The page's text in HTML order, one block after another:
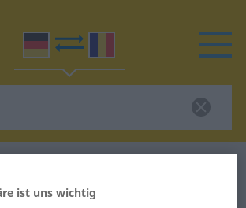
Übersetzung
ist uns wichtig